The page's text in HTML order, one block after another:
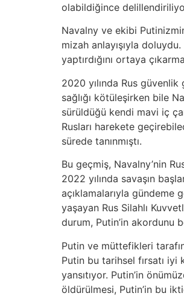
olabildiğince
Navalny ve ekibi
mizah anlayışıyla
yaptırdığını ortaya
2020 yılında Rus
sağlığı kötüleşirken bile
sürüldüğü kendi mavi iç
Rusları harekete
sürede tanınmıştı.
Bu geçmiş, Navalny’nin
2022 yılında savaşın
açıklamalarıyla gündeme
yaşayan Rus Silahlı
durum, Putin’in akordunu
Putin ve müttefikleri
Putin bu tarihsel fırsatı iyi
yansıtıyor. Putin’in
öldürülmesi, Putin’in bu